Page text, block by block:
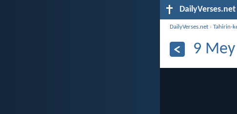
DailyVerses.net
DailyVerses.net ›Tahirin-
9